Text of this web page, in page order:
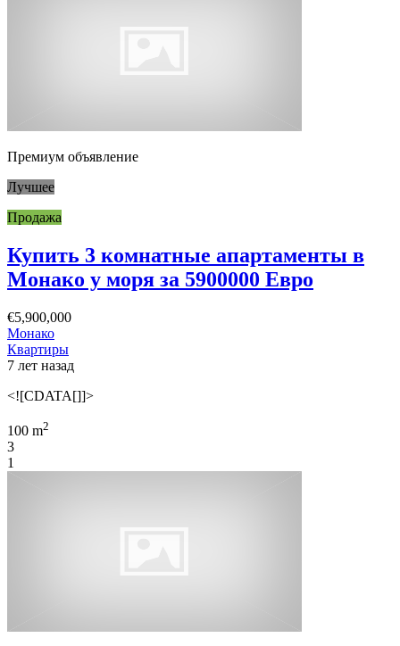
Премиум объявление
Лучшее
Продажа
Купить 3 комнатные апартаменты в
Монако у моря за 5900000 Евро
€5,900,000
Монако
Квартиры
7 лет назад
<![CDATA[]]>
100 m2
3
1